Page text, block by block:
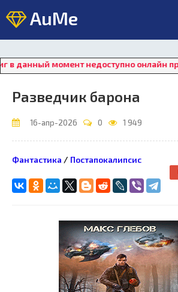
AuMe
момент недоступно онлайн
Разведчик барона
16-апр-2026 0 1 949
Фантастика / Постапокалипсис